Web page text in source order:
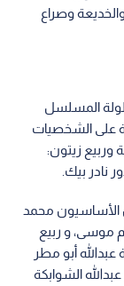
وصراع
المسلسل
على الشخصيات
وربيع زيتون:
نادر بيك.
الأساسيون محمد
موسى، و ربيع
أبو مطر
الشوابكة